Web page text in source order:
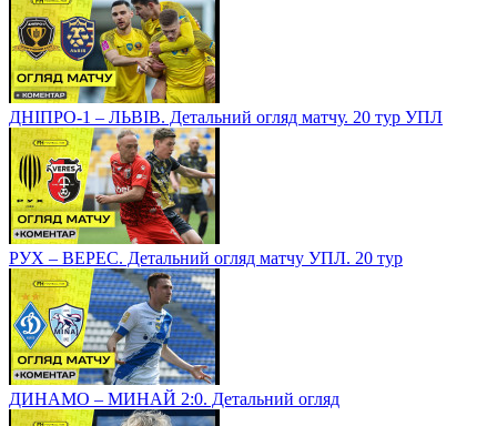
ДНІПРО-1 – ЛЬВІВ. Детальний огляд матчу. 20 тур УПЛ
РУХ – ВЕРЕС. Детальний огляд матчу УПЛ. 20 тур
ДИНАМО – МИНАЙ 2:0. Детальний огляд